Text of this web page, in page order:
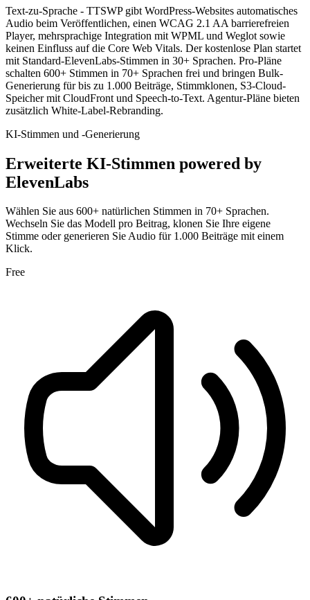
Text-zu-Sprache - TTSWP gibt WordPress-Websites automatisches
Audio beim Veröffentlichen, einen WCAG 2.1 AA barrierefreien
Player, mehrsprachige Integration mit WPML und Weglot sowie
keinen Einfluss auf die Core Web Vitals. Der kostenlose Plan startet
mit Standard-ElevenLabs-Stimmen in 30+ Sprachen. Pro-Pläne
schalten 600+ Stimmen in 70+ Sprachen frei und bringen Bulk-
Generierung für bis zu 1.000 Beiträge, Stimmklonen, S3-Cloud-
Speicher mit CloudFront und Speech-to-Text. Agentur-Pläne bieten
zusätzlich White-Label-Rebranding.
KI-Stimmen und -Generierung
Erweiterte KI-Stimmen powered by
ElevenLabs
Wählen Sie aus 600+ natürlichen Stimmen in 70+ Sprachen.
Wechseln Sie das Modell pro Beitrag, klonen Sie Ihre eigene
Stimme oder generieren Sie Audio für 1.000 Beiträge mit einem
Klick.
Free